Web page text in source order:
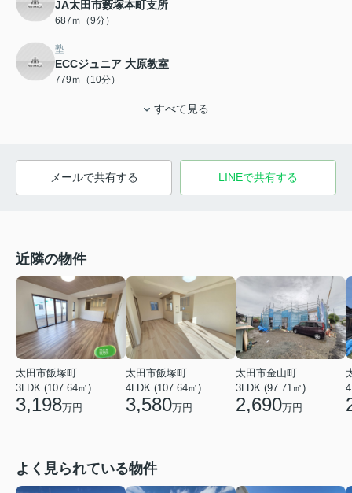
JA太田市藪塚本町支所
687ｍ（9分）
塾
ECCジュニア 大原教室
779ｍ（10分）
すべて見る
メールで共有する LINEで共有する
近隣の物件
太田市飯塚町
3LDK (107.64㎡)
3,198万円
太田市飯塚町
4LDK (107.64㎡)
3,580万円
太田市金山町
3LDK (97.71㎡)
2,690万円
よく見られている物件